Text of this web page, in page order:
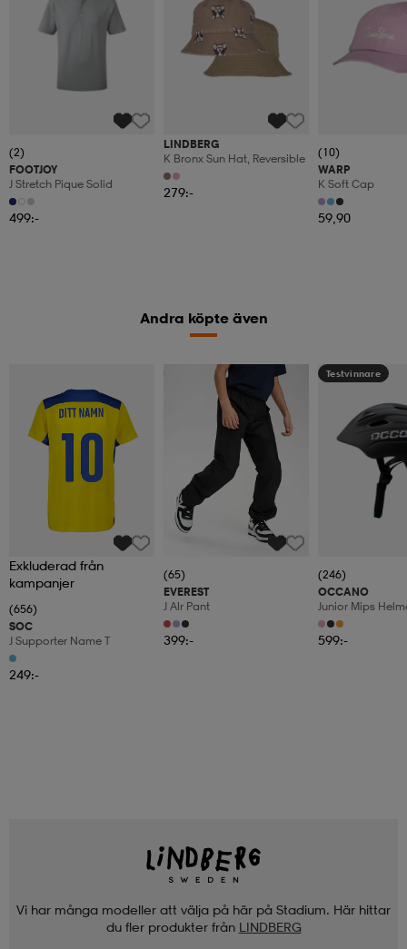
(2)
FOOTJOY
J Stretch Pique Solid
499:-
LINDBERG
K Bronx Sun Hat, Reversible
279:-
(10)
WARP
K Soft Cap
59,90
Andra köpte även
Exkluderad från
kampanjer
(656)
SOC
J Supporter Name T
249:-
Kampanj -25%
(65)
EVEREST
J Alr Pant
399:-
Testvinnare
(246)
OCCANO
Junior Mips
599:-
Vi har många modeller att välja på här på Stadium. Här hittar
du fler produkter från LINDBERG